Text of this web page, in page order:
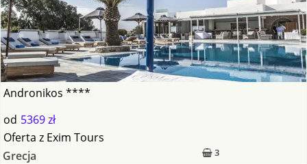
Andronikos ****
od 5369 zł
3
Oferta z Exim Tours
Grecja